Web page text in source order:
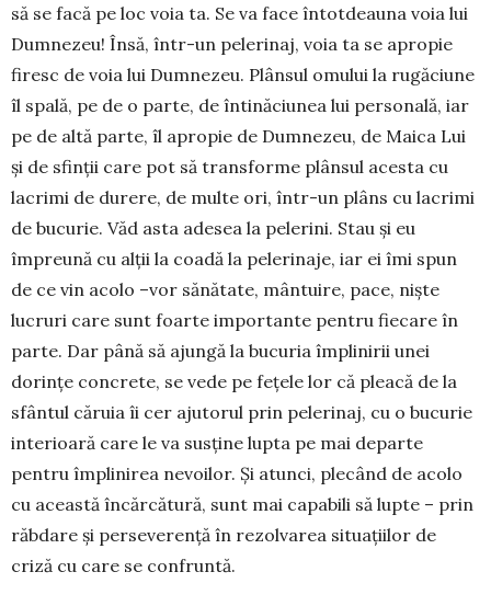
să se facă pe loc voia ta. Se va face întotdeauna voia lui
Dumnezeu! Însă, într-un pelerinaj, voia ta se apropie
firesc de voia lui Dumnezeu. Plânsul omului la rugăciune
îl spală, pe de o parte, de întinăciunea lui personală, iar
pe de altă parte, îl apropie de Dumnezeu, de Maica Lui
și de sfinții care pot să transforme plânsul acesta cu
lacrimi de durere, de multe ori, într-un plâns cu lacrimi
de bucurie. Văd asta adesea la pelerini. Stau și eu
împreună cu alții la coadă la pelerinaje, iar ei îmi spun
de ce vin acolo –vor sănătate, mântuire, pace, niște
lucruri care sunt foarte importante pentru fiecare în
parte. Dar până să ajungă la bucuria împlinirii unei
dorințe concrete, se vede pe fețele lor că pleacă de la
sfântul căruia îi cer ajutorul prin pelerinaj, cu o bucurie
interioară care le va susține lupta pe mai departe
pentru împlinirea nevoilor. Și atunci, plecând de acolo
cu această încărcătură, sunt mai capabili să lupte – prin
răbdare și perseverență în rezolvarea situațiilor de
criză cu care se confruntă.